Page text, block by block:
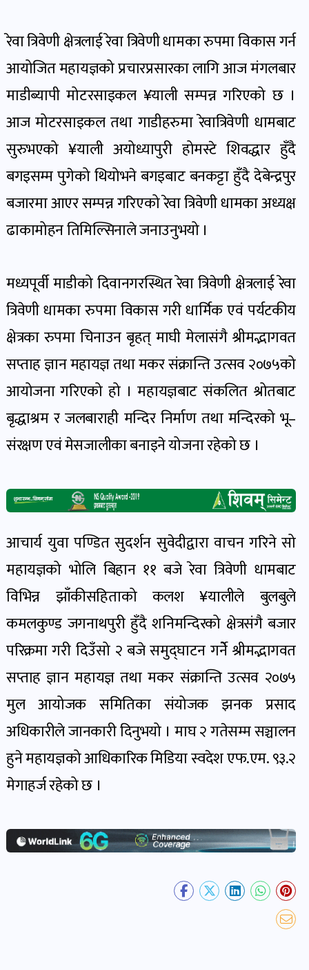
पोष्ट
पर्यटन
पोष्ट
शिक्षा
खबर
जोखिम
पोष्ट
खेल
खेलाडी
पोष्ट
खबर
पोष्ट
खबर
पोष्ट
प्रवास
पोष्ट
धर्म-
संस्कृति
वन-
वातावरण
रेवा त्रिवेणी क्षेत्रलाई रेवा त्रिवेणी धामका रुपमा विकास गर्न
आयोजित महायज्ञको प्रचारप्रसारका लागि आज मंगलबार
माडीब्यापी मोटरसाइकल ¥याली सम्पन्न गरिएको छ ।
आज मोटरसाइकल तथा गाडीहरुमा रेवात्रिवेणी धामबाट
सुरुभएको ¥याली अयोध्यापुरी होमस्टे शिवद्धार हुँदै
बगइसम्म पुगेको थियोभने बगइबाट बनकट्टा हुँदै देबेन्द्रपुर
बजारमा आएर सम्पन्न गरिएको रेवा त्रिवेणी धामका अध्यक्ष
ढाकामोहन तिमिल्सिनाले जनाउनुभयो ।
मध्यपूर्वी माडीको दिवानगरस्थित रेवा त्रिवेणी क्षेत्रलाई रेवा
त्रिवेणी धामका रुपमा विकास गरी धार्मिक एवं पर्यटकीय
क्षेत्रका रुपमा चिनाउन बृहत् माघी मेलासंगै श्रीमद्भागवत
सप्ताह ज्ञान महायज्ञ तथा मकर संक्रान्ति उत्सव २०७५को
आयोजना गरिएको हो । महायज्ञबाट संकलित श्रोतबाट
बृद्धाश्रम र जलबाराही मन्दिर निर्माण तथा मन्दिरको भू–
संरक्षण एवं मेसजालीका बनाइने योजना रहेको छ ।
आचार्य युवा पण्डित सुदर्शन सुवेदीद्वारा वाचन गरिने सो
महायज्ञको भोलि बिहान ११ बजे रेवा त्रिवेणी धामबाट
विभिन्न झाँकीसहिताको कलश ¥यालीले बुलबुले
कमलकुण्ड जगनाथपुरी हुँदै शनिमन्दिरको क्षेत्रसंगै बजार
परिक्रमा गरी दिउँसो २ बजे समुद्घाटन गर्नेे श्रीमद्भागवत
सप्ताह ज्ञान महायज्ञ तथा मकर संक्रान्ति उत्सव २०७५
मुल आयोजक समितिका संयोजक झनक प्रसाद
अधिकारीले जानकारी दिनुभयो । माघ २ गतेसम्म सञ्चालन
हुने महायज्ञको आधिकारिक मिडिया स्वदेश एफ.एम. ९३.२
मेगाहर्ज रहेको छ ।